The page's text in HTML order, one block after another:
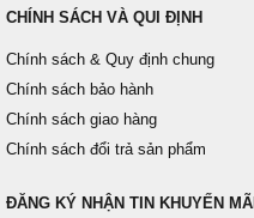
CHÍNH SÁCH VÀ QUI ĐỊNH
Chính sách & Quy định chung
Chính sách bảo hành
Chính sách giao hàng
Chính sách đổi trả sản phẩm
ĐĂNG KÝ NHẬN TIN KHUYẾN MÃI